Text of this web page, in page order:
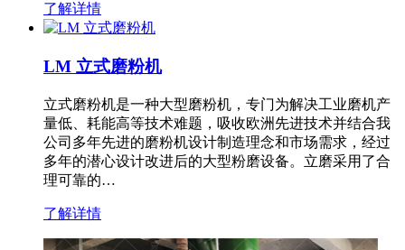
了解详情
LM 立式磨粉机
立式磨粉机是一种大型磨粉机，专门为解决工业磨机产
量低、耗能高等技术难题，吸收欧洲先进技术并结合我
公司多年先进的磨粉机设计制造理念和市场需求，经过
多年的潜心设计改进后的大型粉磨设备。立磨采用了合
理可靠的…
了解详情